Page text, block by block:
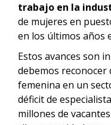
trabajo en la
de mujeres en
en los últimos años
Estos avances son
debemos reconocer
femenina en un
déficit de
millones de